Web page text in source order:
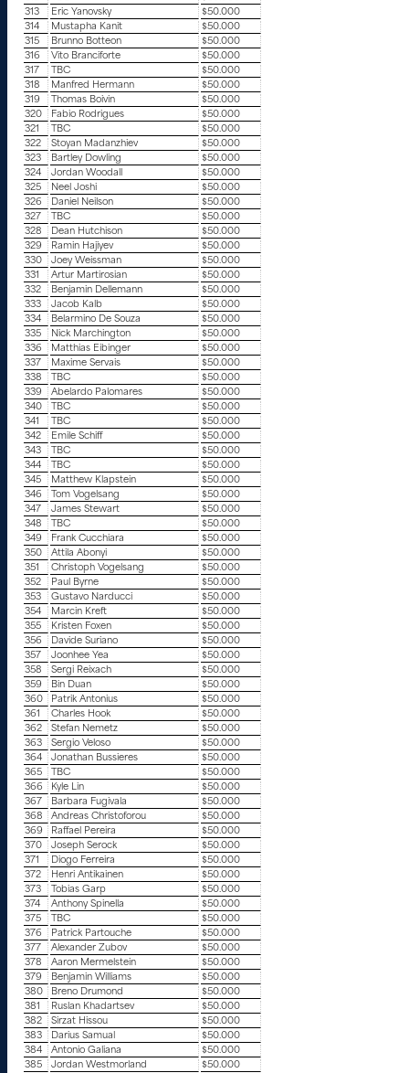
313
Eric Yanovsky
$50.000
314
Mustapha Kanit
$50.000
315
Brunno Botteon
$50.000
316
Vito Branciforte
$50.000
317
TBC
$50.000
318
Manfred Hermann
$50.000
319
Thomas Boivin
$50.000
320
Fabio Rodrigues
$50.000
321
TBC
$50.000
322
Stoyan Madanzhiev
$50.000
323
Bartley Dowling
$50.000
324
Jordan Woodall
$50.000
325
Neel Joshi
$50.000
326
Daniel Neilson
$50.000
327
TBC
$50.000
328
Dean Hutchison
$50.000
329
Ramin Hajiyev
$50.000
330
Joey Weissman
$50.000
331
Artur Martirosian
$50.000
332
Benjamin Dellemann
$50.000
333
Jacob Kalb
$50.000
334
Belarmino De Souza
$50.000
335
Nick Marchington
$50.000
336
Matthias Eibinger
$50.000
337
Maxime Servais
$50.000
338
TBC
$50.000
339
Abelardo Palomares
$50.000
340
TBC
$50.000
341
TBC
$50.000
342
Emile Schiff
$50.000
343
TBC
$50.000
344
TBC
$50.000
345
Matthew Klapstein
$50.000
346
Tom Vogelsang
$50.000
347
James Stewart
$50.000
348
TBC
$50.000
349
Frank Cucchiara
$50.000
350
Attila Abonyi
$50.000
351
Christoph Vogelsang
$50.000
352
Paul Byrne
$50.000
353
Gustavo Narducci
$50.000
354
Marcin Kreft
$50.000
355
Kristen Foxen
$50.000
356
Davide Suriano
$50.000
357
Joonhee Yea
$50.000
358
Sergi Reixach
$50.000
359
Bin Duan
$50.000
360
Patrik Antonius
$50.000
361
Charles Hook
$50.000
362
Stefan Nemetz
$50.000
363
Sergio Veloso
$50.000
364
Jonathan Bussieres
$50.000
365
TBC
$50.000
366
Kyle Lin
$50.000
367
Barbara Fugivala
$50.000
368
Andreas Christoforou
$50.000
369
Raffael Pereira
$50.000
370
Joseph Serock
$50.000
371
Diogo Ferreira
$50.000
372
Henri Antikainen
$50.000
373
Tobias Garp
$50.000
374
Anthony Spinella
$50.000
375
TBC
$50.000
376
Patrick Partouche
$50.000
377
Alexander Zubov
$50.000
378
Aaron Mermelstein
$50.000
379
Benjamin Williams
$50.000
380
Breno Drumond
$50.000
381
Ruslan Khadartsev
$50.000
382
Sirzat Hissou
$50.000
383
Darius Samual
$50.000
384
Antonio Galiana
$50.000
385
Jordan Westmorland
$50.000